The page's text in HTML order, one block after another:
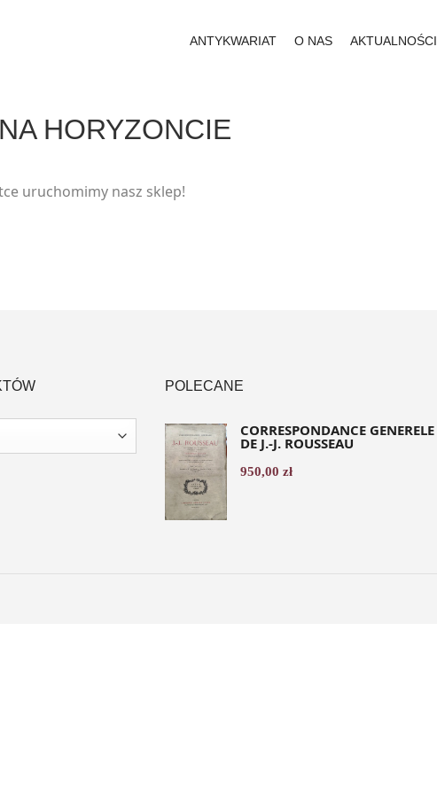
ANTYKWARIAT O NAS AKTUALNOŚCI
HORYZONCIE
uruchomimy nasz sklep!
POLECANE
CORRESPONDANCE GENERELE
DE J.-J. ROUSSEAU
950,00 zł